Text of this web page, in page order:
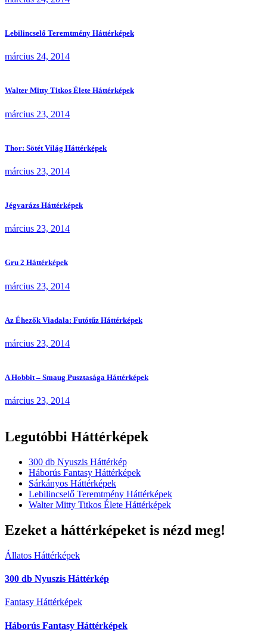
Lebilincselő Teremtmény Háttérképek
március 24, 2014
Walter Mitty Titkos Élete Háttérképek
március 23, 2014
Thor: Sötét Világ Háttérképek
március 23, 2014
Jégvarázs Háttérképek
március 23, 2014
Gru 2 Háttérképek
március 23, 2014
Az Éhezők Viadala: Futótűz Háttérképek
március 23, 2014
A Hobbit – Smaug Pusztasága Háttérképek
március 23, 2014
Legutóbbi Háttérképek
300 db Nyuszis Háttérkép
Háborús Fantasy Háttérképek
Sárkányos Háttérképek
Lebilincselő Teremtmény Háttérképek
Walter Mitty Titkos Élete Háttérképek
Ezeket a háttérképeket is nézd meg!
Állatos Háttérképek
300 db Nyuszis Háttérkép
Fantasy Háttérképek
Háborús Fantasy Háttérképek